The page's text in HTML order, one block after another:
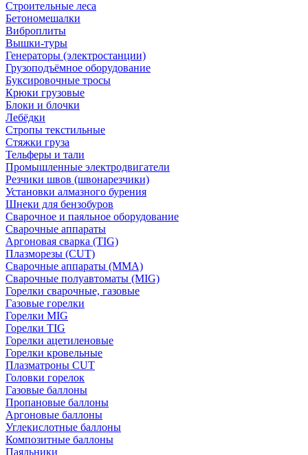
Строительные леса
Бетономешалки
Виброплиты
Вышки-туры
Генераторы (электростанции)
Грузоподъёмное оборудование
Буксировочные тросы
Крюки грузовые
Блоки и блочки
Лебёдки
Стропы текстильные
Стяжки груза
Тельферы и тали
Промышленные электродвигатели
Резчики швов (швонарезчики)
Установки алмазного бурения
Шнеки для бензобуров
Сварочное и паяльное оборудование
Сварочные аппараты
Аргоновая сварка (TIG)
Плазморезы (CUT)
Сварочные аппараты (MMA)
Сварочные полуавтоматы (MIG)
Горелки сварочные, газовые
Газовые горелки
Горелки MIG
Горелки TIG
Горелки ацетиленовые
Горелки кровельные
Плазматроны CUT
Головки горелок
Газовые баллоны
Пропановые баллоны
Аргоновые баллоны
Углекислотные баллоны
Композитные баллоны
Паяльники